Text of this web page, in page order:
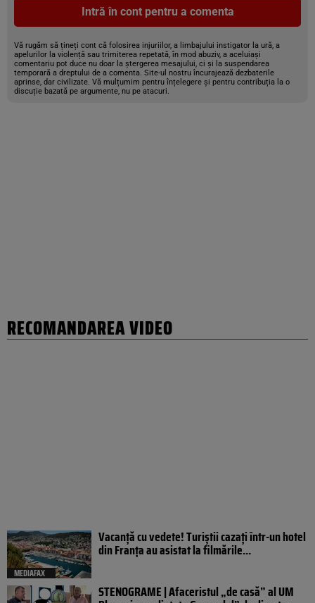
Intră în cont pentru a comenta
Vă rugăm să țineți cont că folosirea injuriilor, a limbajului instigator la ură, a
apelurilor la violență sau trimiterea repetată, în mod abuziv, a aceluiași
comentariu pot duce nu doar la ștergerea mesajului, ci și la suspendarea
temporară a dreptului de a comenta. Site-ul nostru încurajează dezbaterile
aprinse, dar civilizate. Vă mulțumim pentru înțelegere și pentru contribuția la o
discuție bazată pe argumente, nu pe atacuri.
RECOMANDAREA VIDEO
MEDIAFAX
Vacanță cu vedete! Turiștii cazați într-un hotel
din Franța au asistat la filmările...
STENOGRAME | Afaceristul „de casă” al UM